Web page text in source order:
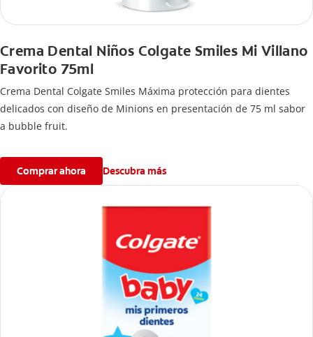
Crema Dental Niños Colgate Smiles Mi Villano
Favorito 75ml
Crema Dental Colgate Smiles Máxima protección para dientes
delicados con diseño de Minions en presentación de 75 ml sabor
a bubble fruit.
Comprar ahora Descubra más